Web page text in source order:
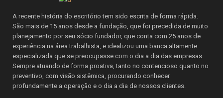
A recente história do escritório tem sido escrita de forma rápida.
São mais de 15 anos desde a fundação, que foi precedida de muito
planejamento por seu sócio fundador, que conta com 25 anos de
experiência na área trabalhista, e idealizou uma banca altamente
especializada que se preocupasse com o dia a dia das empresas.
Sempre atuando de forma proativa, tanto no contencioso quanto no
preventivo, com visão sistêmica, procurando conhecer
profundamente a operação e o dia a dia de nossos clientes.